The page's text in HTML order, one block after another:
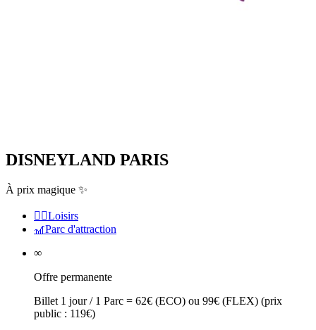
DISNEYLAND PARIS
À prix magique ✨
🏃‍♂️Loisirs
🎢Parc d'attraction
∞
Offre permanente
Billet 1 jour / 1 Parc = 62€ (ECO) ou 99€ (FLEX) (prix
public : 119€)